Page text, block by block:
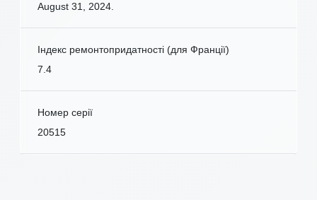
August 31, 2024.
Індекс ремонтопридатності (для Франції)
7.4
Номер серії
20515